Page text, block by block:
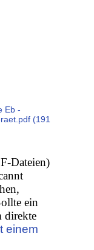
Eb -
(191
Dateien)
ein
direkte
einem